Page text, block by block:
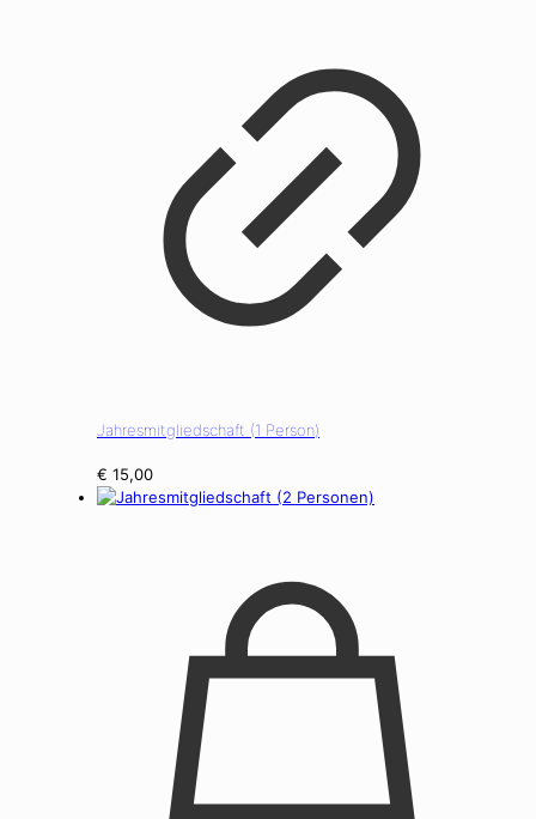
Jahresmitgliedschaft (1 Person)
€ 15,00